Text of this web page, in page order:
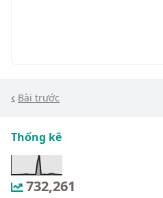
Bài trước
Thống kê
732,261